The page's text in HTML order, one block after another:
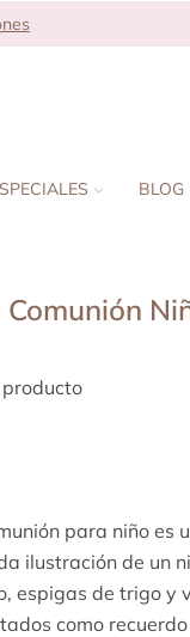
BLOG
para niño es
ilustración de un
espigas de trigo y
como